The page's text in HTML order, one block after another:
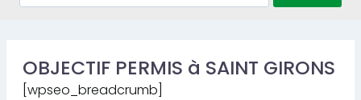
OBJECTIF PERMIS à SAINT GIRONS
[wpseo_breadcrumb]